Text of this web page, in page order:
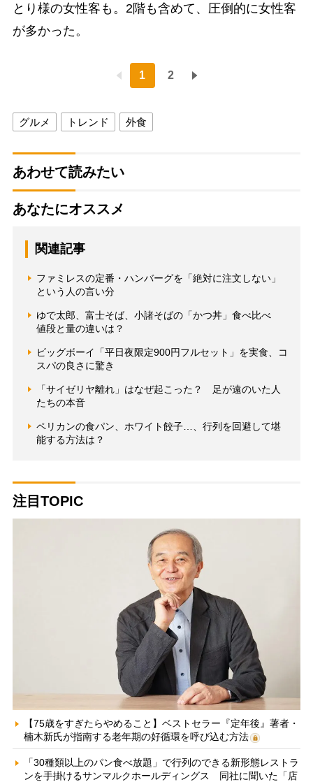
とり様の女性客も。2階も含めて、圧倒的に女性客
が多かった。
1 2
グルメ トレンド 外食
あわせて読みたい
あなたにオススメ
関連記事
ファミレスの定番・ハンバーグを「絶対に注文しない」
という人の言い分
ゆで太郎、富士そば、小諸そばの「かつ丼」食べ比べ
値段と量の違いは？
ビッグボーイ「平日夜限定900円フルセット」を実食、コ
スパの良さに驚き
「サイゼリヤ離れ」はなぜ起こった？ 足が遠のいた人
たちの本音
ペリカンの食パン、ホワイト餃子…、行列を回避して堪
能する方法は？
注目TOPIC
【75歳をすぎたらやめること】ベストセラー『定年後』著者・
楠木新氏が指南する老年期の好循環を呼び込む方法
「30種類以上のパン食べ放題」で行列のできる新形態レストラ
ンを手掛けるサンマルクホールディングス 同社に聞いた「店